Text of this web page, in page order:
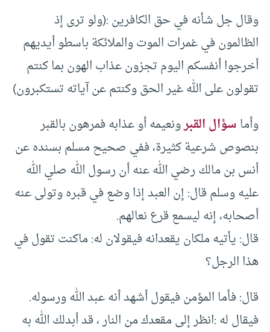
وقال جل شأنه في حق الكافرين :(ولو ترى إذ
الظالمون في غمرات الموت والملائكة باسطو أيديهم
أخرجوا أنفسكم اليوم تجزون عذاب الهون بما كنتم
تقولون على الله غير الحق وكنتم عن آياته تستكبرون)
وأماسؤال القبرونعيمه أو عذابه فمرهون بالقبر
بنصوص شرعية كثيرة‏،‏ ففي صحيح مسلم بسنده عن
أنس بن مالك رضي الله عنه أن رسول الله صلي الله
عليه وسلم قال‏:‏ إن العبد إذا وضع في قبره وتولى عنه
أصحابه، إنه ليسمع قرع نعالهم.
قال‏:‏ يأتيه ملكان يقعدانه فيقولان له: ماكنت تقول في
هذا الرجل؟
قال‏:‏ فأما المؤمن فيقول أشهد أنه عبد الله ورسوله.
فيقال له :انظر إلى مقعدك من النار ، قد أبدلك الله به